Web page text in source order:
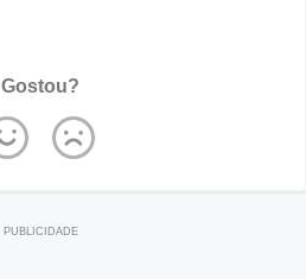
Gostou?